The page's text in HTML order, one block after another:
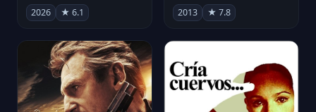
2026 ★ 6.1 2013 ★ 7.8